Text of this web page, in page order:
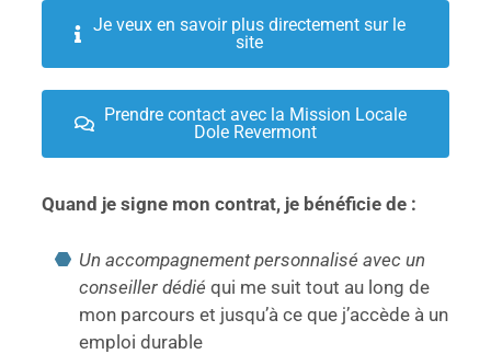
Je veux en savoir plus directement sur le
site
Prendre contact avec la Mission Locale
Dole Revermont
Quand je signe mon contrat, je bénéficie de :
Un accompagnement personnalisé avec un
conseiller dédié qui me suit tout au long de
mon parcours et jusqu’à ce que j’accède à un
emploi durable